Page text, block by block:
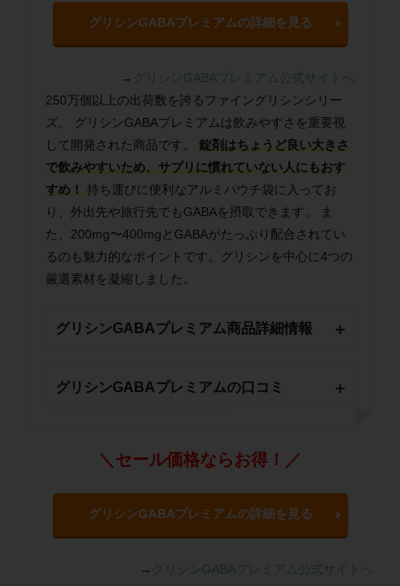
グリシンGABAプレミアムの詳細を見る
→ グリシンGABAプレミアム公式サイトへ
250万個以上の出荷数を誇るファイングリシンシリー
ズ。 グリシンGABAプレミアムは飲みやすさを重要視
して開発された商品です。 錠剤はちょうど良い大きさ
で飲みやすいため、サプリに慣れていない人にもおす
すめ！
持ち運びに便利なアルミパウチ袋に入ってお
り、外出先や旅行先でもGABAを摂取できます。 ま
た、200mg〜400mgとGABAがたっぷり配合されてい
るのも魅力的なポイントです。グリシンを中心に4つの
厳選素材を凝縮しました。
グリシンGABAプレミアム商品詳細情報
グリシンGABAプレミアムの口コミ
＼セール価格ならお得！／
グリシンGABAプレミアムの詳細を見る
→ グリシンGABAプレミアム公式サイトへ